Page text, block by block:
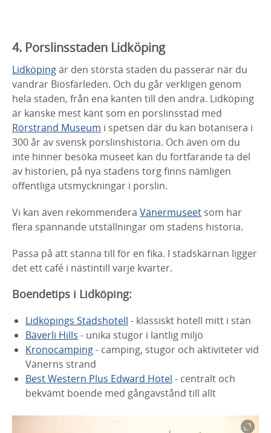
4. Porslinsstaden Lidköping
Lidköpingär den största staden du passerar när du
vandrar Biosfärleden. Och du går verkligen genom
hela staden, från ena kanten till den andra. Lidköping
är kanske mest känt som en porslinsstad med
Rörstrand Museum i spetsen där du kan botanisera i
300 år av svensk porslinshistoria. Och även om du
inte hinner besöka museet kan du fortfarande ta del
av historien, på nya stadens torg finns nämligen
offentliga utsmyckningar i porslin.
Vi kan även rekommendera Vänermuseet som har
flera spännande utställningar om stadens historia.
Passa på att stanna till för en fika. I stadskärnan ligger
det ett café i nästintill varje kvarter.
Boendetips i Lidköping:
Lidköpings Stadshotell - klassiskt hotell mitt i stan
Bäverli Hills - unika stugor i lantlig miljö
Kronocamping- camping, stugor och aktiviteter vid
Vänerns strand
Best Western Plus Edward Hotel - centralt och
bekvämt boende med gångavstånd till allt